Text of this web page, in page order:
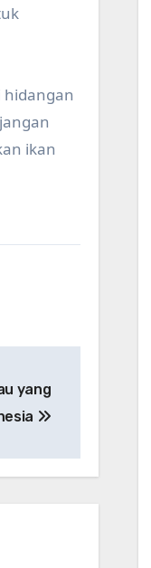
hidangan
ikan
yang